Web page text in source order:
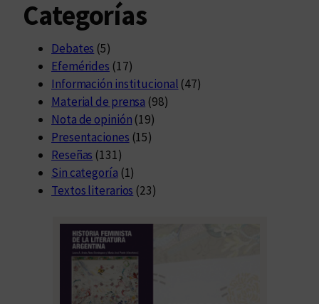
Categorías
Debates (5)
Efemérides (17)
Información institucional (47)
Material de prensa (98)
Nota de opinión (19)
Presentaciones (15)
Reseñas (131)
Sin categoría (1)
Textos literarios (23)